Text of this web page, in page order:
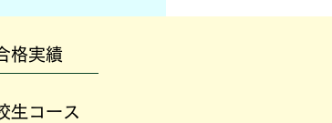
格実績
生コース